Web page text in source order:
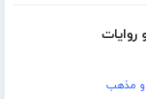
روایات
و مذهب